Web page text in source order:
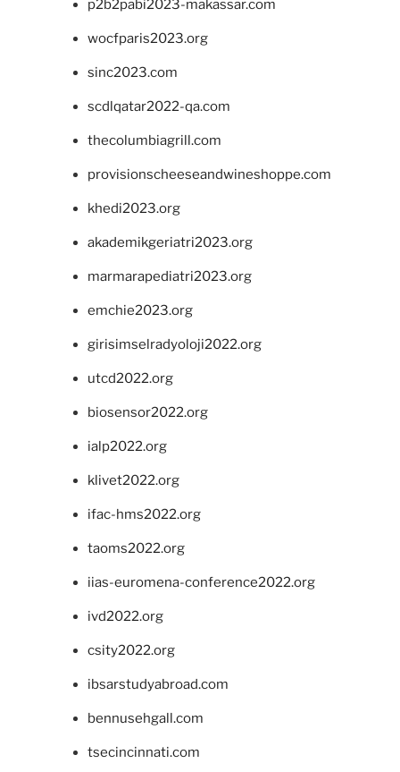
p2b2pabi2023-makassar.com
wocfparis2023.org
sinc2023.com
scdlqatar2022-qa.com
thecolumbiagrill.com
provisionscheeseandwineshoppe.com
khedi2023.org
akademikgeriatri2023.org
marmarapediatri2023.org
emchie2023.org
girisimselradyoloji2022.org
utcd2022.org
biosensor2022.org
ialp2022.org
klivet2022.org
ifac-hms2022.org
taoms2022.org
iias-euromena-conference2022.org
ivd2022.org
csity2022.org
ibsarstudyabroad.com
bennusehgall.com
tsecincinnati.com